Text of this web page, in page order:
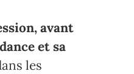
avant
et sa
les